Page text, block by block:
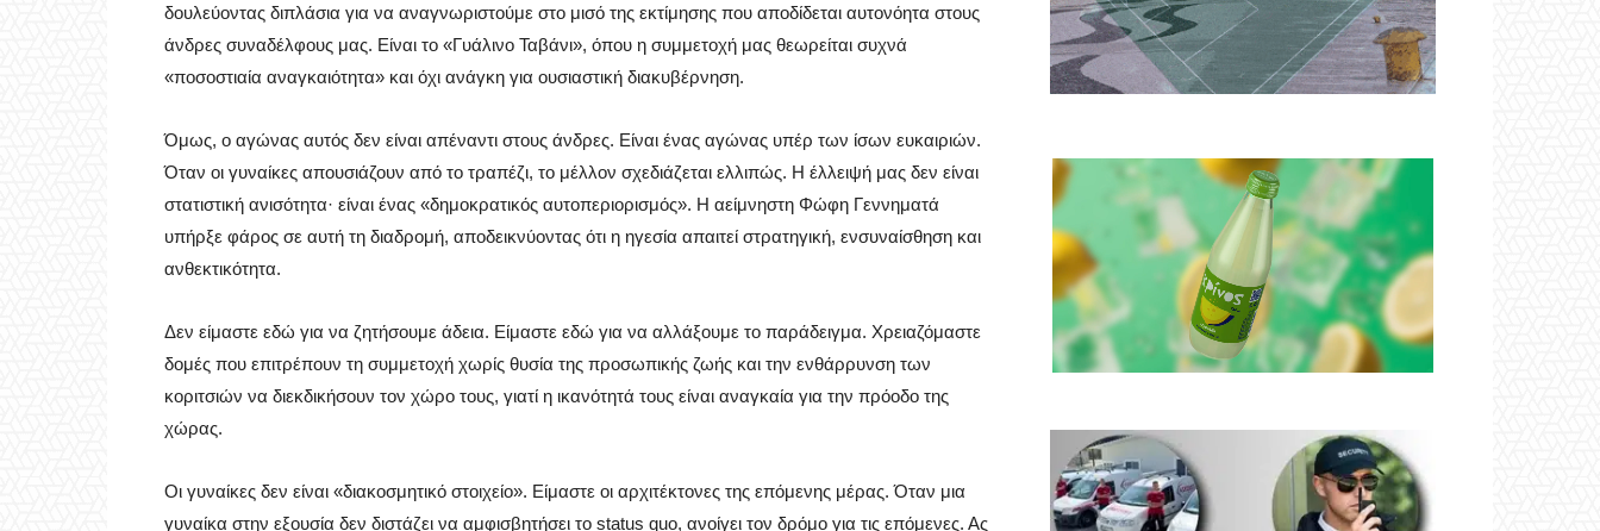
δουλεύοντας διπλάσια για να αναγνωριστούμε στο μισό της εκτίμησης που αποδίδεται αυτονόητα στους
άνδρες συναδέλφους μας. Είναι το «Γυάλινο Ταβάνι», όπου η συμμετοχή μας θεωρείται συχνά
«ποσοστιαία αναγκαιότητα» και όχι ανάγκη για ουσιαστική διακυβέρνηση.
Όμως, ο αγώνας αυτός δεν είναι απέναντι στους άνδρες. Είναι ένας αγώνας υπέρ των ίσων ευκαιριών.
Όταν οι γυναίκες απουσιάζουν από το τραπέζι, το μέλλον σχεδιάζεται ελλιπώς. Η έλλειψή μας δεν είναι
στατιστική ανισότητα· είναι ένας «δημοκρατικός αυτοπεριορισμός». Η αείμνηστη Φώφη Γεννηματά
υπήρξε φάρος σε αυτή τη διαδρομή, αποδεικνύοντας ότι η ηγεσία απαιτεί στρατηγική, ενσυναίσθηση και
ανθεκτικότητα.
Δεν είμαστε εδώ για να ζητήσουμε άδεια. Είμαστε εδώ για να αλλάξουμε το παράδειγμα. Χρειαζόμαστε
δομές που επιτρέπουν τη συμμετοχή χωρίς θυσία της προσωπικής ζωής και την ενθάρρυνση των
κοριτσιών να διεκδικήσουν τον χώρο τους, γιατί η ικανότητά τους είναι αναγκαία για την πρόοδο της
χώρας.
Οι γυναίκες δεν είναι «διακοσμητικό στοιχείο». Είμαστε οι αρχιτέκτονες της επόμενης μέρας. Όταν μια
γυναίκα στην εξουσία δεν διστάζει να αμφισβητήσει το status quo, ανοίγει τον δρόμο για τις επόμενες. Ας